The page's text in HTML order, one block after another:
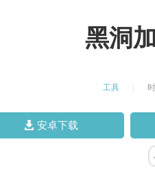
黑洞
工具
安卓下载